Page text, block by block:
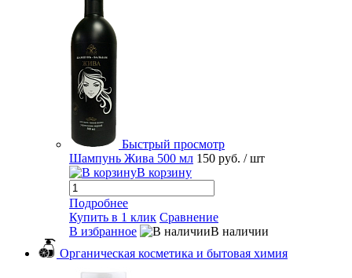
Быстрый просмотр
Шампунь Жива 500 мл 150 руб. / шт
В корзину
Подробнее
Купить в 1 клик Сравнение
В избранное
В наличии
Органическая косметика и бытовая химия